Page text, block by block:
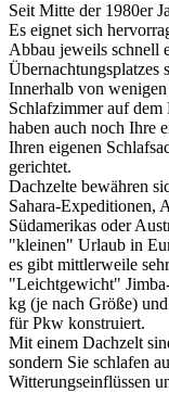
Seit Mitte der 1980er
Es eignet sich
Abbau jeweils schnell
Übernachtungsplatzes
Innerhalb von
Schlafzimmer auf
haben auch noch Ihre
Ihren eigenen
gerichtet.
Dachzelte bewähren
Sahara-Expeditionen,
Südamerikas oder
"kleinen" Urlaub in
es gibt mittlerweile
"Leichtgewicht"
kg (je nach Größe)
für Pkw konstruiert.
Mit einem Dachzelt
sondern Sie schlafen
Witterungseinflüssen